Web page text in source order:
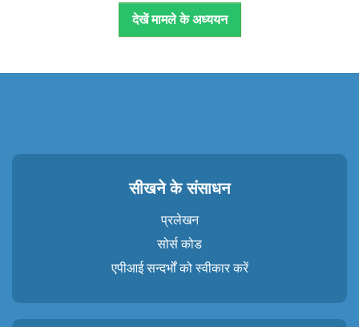
देखें मामले के अध्ययन
सीखने के संसाधन
प्रलेखन
सोर्स कोड
एपीआई सन्दर्भों को स्वीकार करें